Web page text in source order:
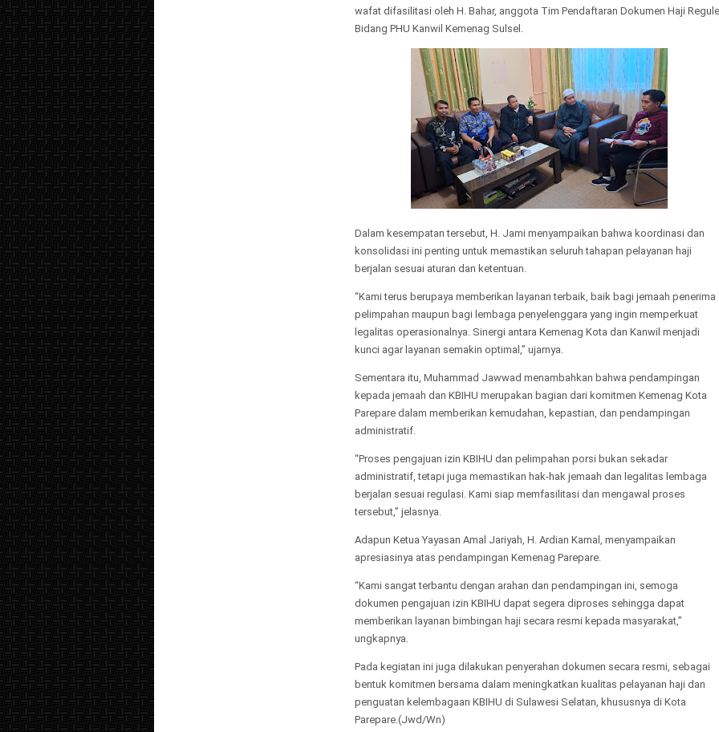
wafat difasilitasi oleh H. Bahar, anggota Tim Pendaftaran Dokumen Haji
Bidang PHU Kanwil Kemenag Sulsel.
Dalam kesempatan tersebut, H. Jami menyampaikan bahwa koordinasi dan
konsolidasi ini penting untuk memastikan seluruh tahapan pelayanan haji
berjalan sesuai aturan dan ketentuan.
“Kami terus berupaya memberikan layanan terbaik, baik bagi jemaah penerima
pelimpahan maupun bagi lembaga penyelenggara yang ingin memperkuat
legalitas operasionalnya. Sinergi antara Kemenag Kota dan Kanwil menjadi
kunci agar layanan semakin optimal,” ujarnya.
Sementara itu, Muhammad Jawwad menambahkan bahwa pendampingan
kepada jemaah dan KBIHU merupakan bagian dari komitmen Kemenag Kota
Parepare dalam memberikan kemudahan, kepastian, dan pendampingan
administratif.
“Proses pengajuan izin KBIHU dan pelimpahan porsi bukan sekadar
administratif, tetapi juga memastikan hak-hak jemaah dan legalitas lembaga
berjalan sesuai regulasi. Kami siap memfasilitasi dan mengawal proses
tersebut,” jelasnya.
Adapun Ketua Yayasan Amal Jariyah, H. Ardian Kamal, menyampaikan
apresiasinya atas pendampingan Kemenag Parepare.
“Kami sangat terbantu dengan arahan dan pendampingan ini, semoga
dokumen pengajuan izin KBIHU dapat segera diproses sehingga dapat
memberikan layanan bimbingan haji secara resmi kepada masyarakat,”
ungkapnya.
Pada kegiatan ini juga dilakukan penyerahan dokumen secara resmi, sebagai
bentuk komitmen bersama dalam meningkatkan kualitas pelayanan haji dan
penguatan kelembagaan KBIHU di Sulawesi Selatan, khususnya di Kota
Parepare.(Jwd/Wn)